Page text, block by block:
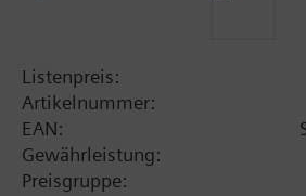
Wandmontage
Steckbare
Fernzugriff über Tool,
Konfiguration über Siemens
(abhängig von der Firmware)
Listenpreis:
Artikelnummer:
EAN:
Gewährleistung:
Preisgruppe: